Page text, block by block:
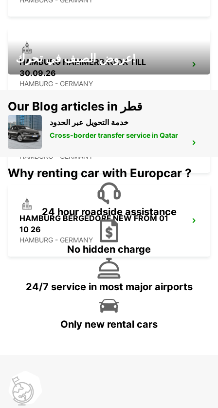
HAMBURG HAMMERBROOK TILL
30.09.26
HAMBURG - GERMANY
HAMBURG SOUTH HARBURG -IKC-
HAMBURG - GERMANY
HAMBURG BERGEDORF NEW FROM 01
10 26
HAMBURG - GERMANY
عروض الصيف في تحرك!
Our Blog articles in قطر
خدمة التحويل عبر الحدود
Cross-border transfer service in Qatar
Why renting car with Europcar ?
24 hour roadside assistance
No hidden charge
24/7 service in most major airports
Only new rental cars